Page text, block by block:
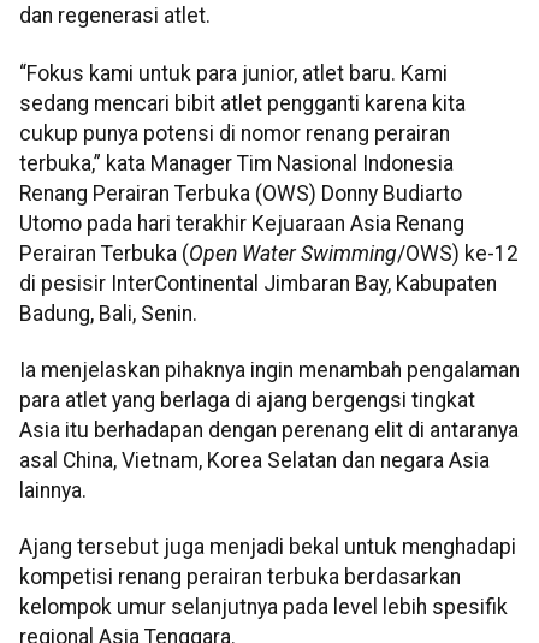
dan regenerasi atlet.
“Fokus kami untuk para junior, atlet baru. Kami
sedang mencari bibit atlet pengganti karena kita
cukup punya potensi di nomor renang perairan
terbuka,” kata Manager Tim Nasional Indonesia
Renang Perairan Terbuka (OWS) Donny Budiarto
Utomo pada hari terakhir Kejuaraan Asia Renang
Perairan Terbuka (Open Water Swimming/OWS) ke-12
di pesisir InterContinental Jimbaran Bay, Kabupaten
Badung, Bali, Senin.
Ia menjelaskan pihaknya ingin menambah pengalaman
para atlet yang berlaga di ajang bergengsi tingkat
Asia itu berhadapan dengan perenang elit di antaranya
asal China, Vietnam, Korea Selatan dan negara Asia
lainnya.
Ajang tersebut juga menjadi bekal untuk menghadapi
kompetisi renang perairan terbuka berdasarkan
kelompok umur selanjutnya pada level lebih spesifik
regional Asia Tenggara.